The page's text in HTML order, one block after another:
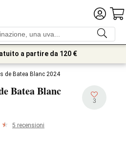
a partire da 120 €
de Batea Blanc 2024
Batea Blanc
3
5 recensioni